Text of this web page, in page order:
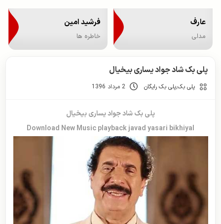
عارف
مدلی
فرشید امین
خاطره ها
پلی بک شاد جواد یساری بیخیال
پلی بک,پلی بک رایگان 2 مرداد 1396
پلی بک شاد جواد یساری بیخیال
Download New Music playback javad yasari bikhiyal